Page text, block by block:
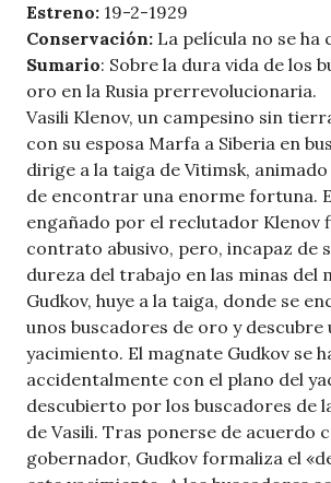
Estreno: 19-2-1929
Conservación: La película no se ha
Sumario: Sobre la dura vida de los
oro en la Rusia prerrevolucionaria.
Vasili Klenov, un campesino sin
con su esposa Marfa a Siberia en
dirige a la taiga de Vitimsk,
de encontrar una enorme fortuna.
engañado por el reclutador Klenov
contrato abusivo, pero, incapaz de
dureza del trabajo en las minas del
Gudkov, huye a la taiga, donde se
unos buscadores de oro y descubre
yacimiento. El magnate Gudkov se
accidentalmente con el plano del
descubierto por los buscadores de
de Vasili. Tras ponerse de acuerdo
gobernador, Gudkov formaliza el